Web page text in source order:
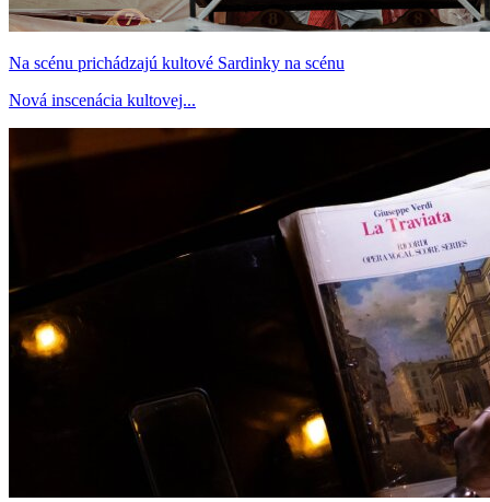
Na scénu prichádzajú kultové Sardinky na scénu
Nová inscenácia kultovej...